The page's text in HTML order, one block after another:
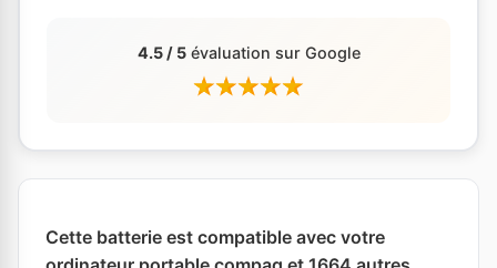
4.5 / 5évaluation sur Google
Cette batterie est compatible avec votre